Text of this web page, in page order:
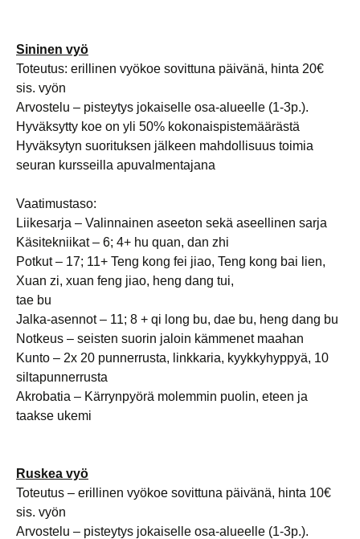
Sininen vyö
Toteutus: erillinen vyökoe sovittuna päivänä, hinta 20€
sis. vyön
Arvostelu – pisteytys jokaiselle osa-alueelle (1-3p.).
Hyväksytty koe on yli 50% kokonaispistemäärästä
Hyväksytyn suorituksen jälkeen mahdollisuus toimia
seuran kursseilla apuvalmentajana
Vaatimustaso:
Liikesarja – Valinnainen aseeton sekä aseellinen sarja
Käsitekniikat – 6; 4+ hu quan, dan zhi
Potkut – 17; 11+ Teng kong fei jiao, Teng kong bai lien,
Xuan zi, xuan feng jiao, heng dang tui,
tae bu
Jalka-asennot – 11; 8 + qi long bu, dae bu, heng dang bu
Notkeus – seisten suorin jaloin kämmenet maahan
Kunto – 2x 20 punnerrusta, linkkaria, kyykkyhyppyä, 10
siltapunnerrusta
Akrobatia – Kärrynpyörä molemmin puolin, eteen ja
taakse ukemi
Ruskea vyö
Toteutus – erillinen vyökoe sovittuna päivänä, hinta 10€
sis. vyön
Arvostelu – pisteytys jokaiselle osa-alueelle (1-3p.).